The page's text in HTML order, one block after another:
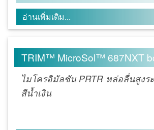
อ่านเพิ่มเติม...
TRIM™ MicroSol™ 687NXT
ไมโครอิมัลชัน PRTR หล่อลื่นสูงร
สีน้ำเงิน